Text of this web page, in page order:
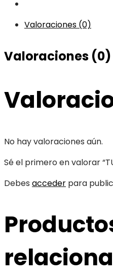
Valoraciones (0)
Valoraciones (0)
No hay valoraciones aún.
Sé el primero en valorar
Debes acceder para